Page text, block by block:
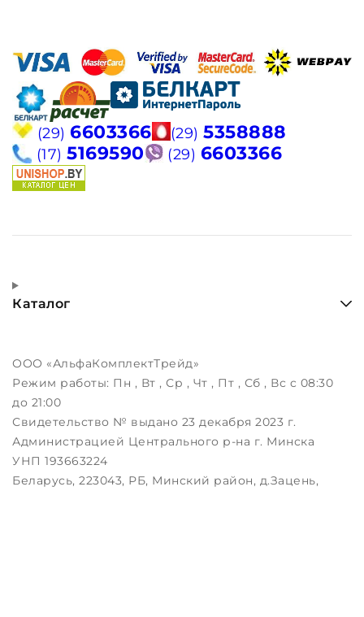
(29) 6603366 (29) 5358888
(17) 5169590 (29) 6603366
Каталог
ООО «АльфаКомплектТрейд»
Режим работы: Пн , Вт , Ср , Чт , Пт , Сб , Вс c 08:30
до 21:00
Свидетельство № выдано 23 декабря 2023 г.
Администрацией Центрального р-на г. Минска
УНП 193663224
Беларусь, 223043, РБ, Минский район, д.Зацень,